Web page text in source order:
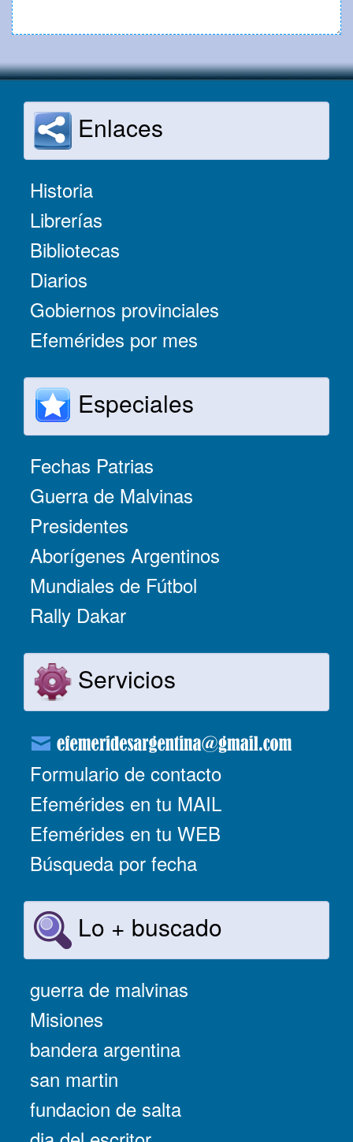
Enlaces
Historia
Librerías
Bibliotecas
Diarios
Gobiernos provinciales
Efemérides por mes
Especiales
Fechas Patrias
Guerra de Malvinas
Presidentes
Aborígenes Argentinos
Mundiales de Fútbol
Rally Dakar
Servicios
Formulario de contacto
Efemérides en tu MAIL
Efemérides en tu WEB
Búsqueda por fecha
Lo + buscado
guerra de malvinas
Misiones
bandera argentina
san martin
fundacion de salta